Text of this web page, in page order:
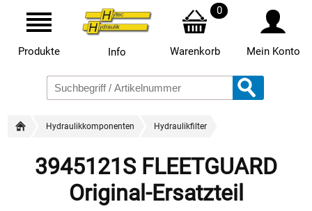
Produkte Info
0
Warenkorb Mein Konto
Hydraulikkomponenten Hydraulikfilter
3945121S FLEETGUARD
Original-Ersatzteil